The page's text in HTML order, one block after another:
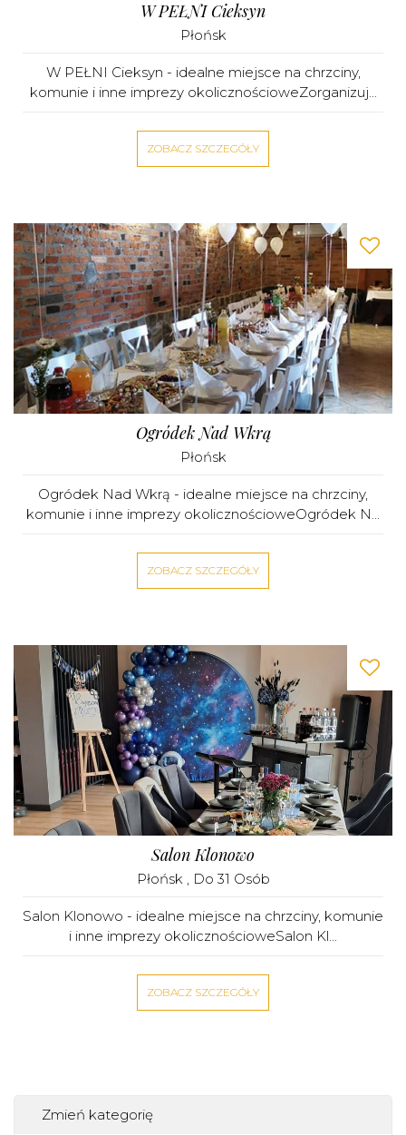
W PEŁNI Cieksyn
Płońsk
W PEŁNI Cieksyn - idealne miejsce na chrzciny,
komunie i inne imprezy okolicznościoweZorganizuj...
ZOBACZ SZCZEGÓŁY
Ogródek Nad Wkrą
Płońsk
Ogródek Nad Wkrą - idealne miejsce na chrzciny,
komunie i inne imprezy okolicznościoweOgródek N...
ZOBACZ SZCZEGÓŁY
Salon Klonowo
Płońsk , Do 31 Osób
Salon Klonowo - idealne miejsce na chrzciny, komunie
i inne imprezy okolicznościoweSalon Kl...
ZOBACZ SZCZEGÓŁY
Zmień kategorię